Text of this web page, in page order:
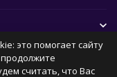
это помогает сайту
считать, что Вас